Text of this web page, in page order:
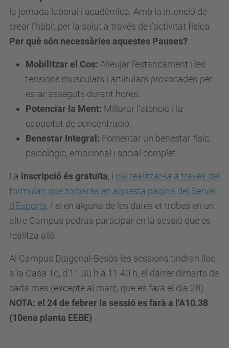
n
i
m
n
d
a
/
p
u
s
a
-
a
la jornada laboral i acadèmica. Amb la intenció de
crear l’hàbit per la salut a través de l’activitat física.
Per què són necessàries aquestes Pauses?
Mobilitzar el Cos: Alleujar l'estancament i les
tensions musculars i articulars provocades per
estar asseguts durant hores.
Potenciar la Ment: Millorar l'atenció i la
capacitat de concentració.
Benestar Integral: Fomentar un benestar físic,
psicològic, emocional i social complet.
La inscripció és gratuïta, i cal realitzar-la a través del
formulari que torbaràs en aquesta pàgina del Servei
d'Esports . I si en alguna de les dates et trobes en un
altre Campus podràs participar en la sessió que es
realitza allà.
Al Campus Diagonal-Besòs les sessions tindran lloc
a la Casa To, d'11.30 h a 11.40 h, el darrer dimarts de
cada mes (excepte al març, que es farà el dia 28).
NOTA: el 24 de febrer la sessió es farà a l'A10.38
(10ena planta EEBE)